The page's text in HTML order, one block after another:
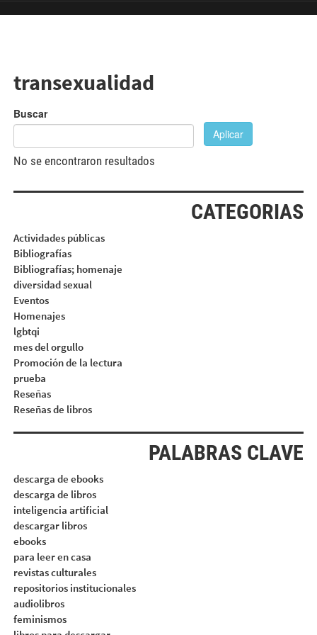
transexualidad
Buscar
Aplicar
No se encontraron resultados
CATEGORIAS
Actividades públicas
Bibliografías
Bibliografías; homenaje
diversidad sexual
Eventos
Homenajes
lgbtqi
mes del orgullo
Promoción de la lectura
prueba
Reseñas
Reseñas de libros
PALABRAS CLAVE
descarga de ebooks
descarga de libros
inteligencia artificial
descargar libros
ebooks
para leer en casa
revistas culturales
repositorios institucionales
audiolibros
feminismos